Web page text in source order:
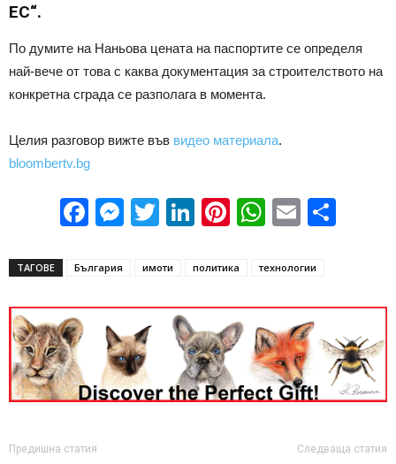
ЕС“.
По думите на Наньова цената на паспортите се определя
най-вече от това с каква документация за строителството на
конкретна сграда се разполага в момента.
Целия разговор вижте във видео материала.
bloombertv.bg
Facebook
Messenger
Twitter
LinkedIn
Pinterest
WhatsApp
Email
ТАГОВЕ България имоти политика технологии
Предишна статия Следваща статия